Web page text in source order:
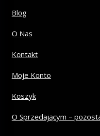
Blog
O Nas
Kontakt
Moje Konto
Koszyk
O Sprzedającym –